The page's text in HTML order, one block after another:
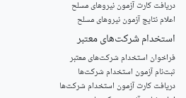
دریافت کارت آزمون نیروهای مسلح
اعلام نتایج آزمون نیروهای مسلح
استخدام‌ شرکت‌های معتبر
فراخوان استخدام شرکت‌های معتبر
ثبت‌نام آزمون استخدام شرکت‌ها
دریافت کارت آزمون استخدام شرکت‌ها